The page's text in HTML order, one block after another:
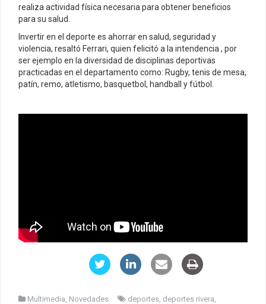
realiza actividad física necesaria para obtener beneficios
para su salud.
Invertir en el deporte es ahorrar en salud, seguridad y
violencia, resaltó Ferrari, quien felicitó a la intendencia , por
ser ejemplo en la diversidad de disciplinas deportivas
practicadas en el departamento como: Rugby, tenis de mesa,
patín, remo, atletismo, basquetbol, handball y fútbol.
Multimedia Novedades deportes deportes rivera